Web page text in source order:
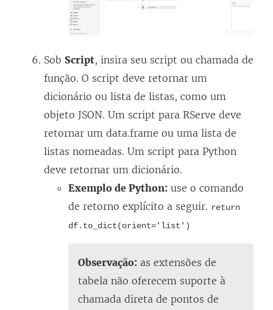
Sob Script, insira seu script ou chamada de
função. O script deve retornar um
dicionário ou lista de listas, como um
objeto JSON. Um script para RServe deve
retornar um data.frame ou uma lista de
listas nomeadas. Um script para Python
deve retornar um dicionário.
Exemplo de Python: use o comando
de retorno explícito a seguir. return
df.to_dict(orient='list')
Observação: as extensões de
tabela não oferecem suporte à
chamada direta de pontos de